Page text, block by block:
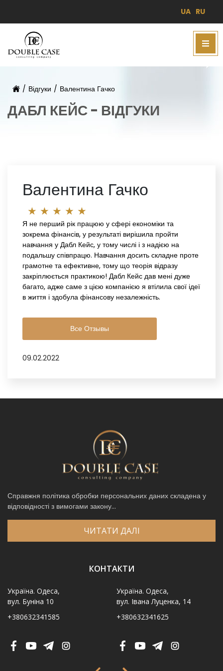
UA RU
/ Відгуки / Валентина Гачко
ДАБЛ КЕЙС - ВІДГУКИ
Валентина Гачко
★ ★ ★ ★ ★
Я не перший рік працюю у сфері економіки та
зокрема фінансів, у результаті вирішила пройти
навчання у Дабл Кейс, у тому числі і з надією на
подальшу співпрацю. Навчання досить складне проте
грамотне та ефективне, тому що теорія відразу
закріплюється практикою! Дабл Кейс дав мені дуже
багато, адже саме з цією компанією я втілила свої ідеї
в життя і здобула фінансову незалежність.
Все Отзывы
09.02.2022
Справжня політика обробки персональних даних складена у
відповідності з вимогами закону...
ЧИТАТИ ДАЛІ
КОНТАКТИ
Україна. Одеса,
вул. Буніна 10
+380632341585
Україна. Одеса,
вул. Івана Луценка, 14
+380632341625